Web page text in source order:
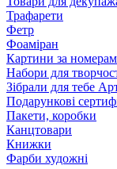
Трафарети
Фетр
Фоаміран
Картини за
Набори для
Зібрали для тебе
Подарункові
Пакети, коробки
Канцтовари
Книжки
Фарби художні